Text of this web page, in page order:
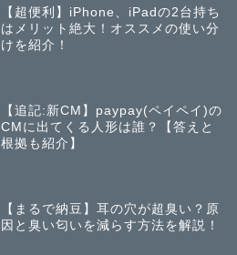
【超便利】iPhone、iPadの2台持ち
はメリット絶大！オススメの使い分
けを紹介！
【追記:新CM】paypay(ペイペイ)の
CMに出てくる人形は誰？【答えと
根拠も紹介】
【まるで納豆】耳の穴が超臭い？原
因と臭い匂いを減らす方法を解説！